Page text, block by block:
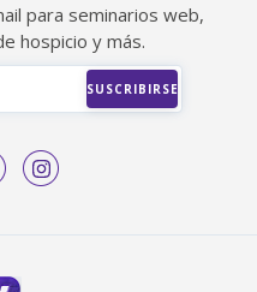
para seminarios web,
hospicio y más.